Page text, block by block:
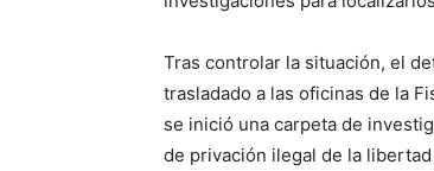
Tras controlar la situación, el
trasladado a las oficinas de la
se inició una carpeta de
de privación ilegal de la